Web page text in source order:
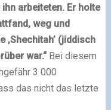
arbeiteten. Er holte
weg und
‚Shechitah’ (jiddisch
war.“Bei diesem
3 000
das nicht das letzte